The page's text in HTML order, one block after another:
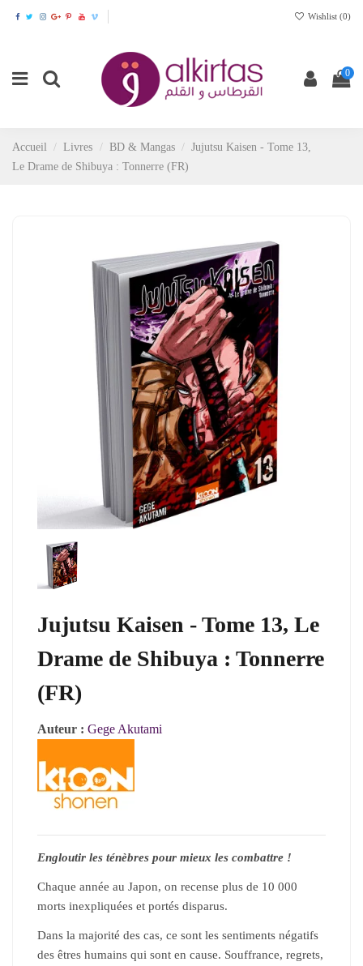
Wishlist (0)
0
Accueil Livres BD & Mangas
Jujutsu Kaisen - Tome 13,
Le Drame de Shibuya : Tonnerre (FR)
Jujutsu Kaisen - Tome 13, Le
Drame de Shibuya : Tonnerre
(FR)
Auteur : Gege Akutami
Engloutir les ténèbres pour mieux les combattre !
Chaque année au Japon, on recense plus de 10 000
morts inexpliquées et portés disparus.
Dans la majorité des cas, ce sont les sentiments négatifs
des êtres humains qui sont en cause. Souffrance, regrets,